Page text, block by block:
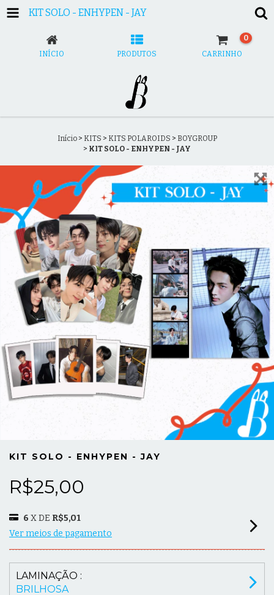
KIT SOLO - ENHYPEN - JAY
INÍCIO PRODUTOS CARRINHO
0
Início > KITS > KITS POLAROIDS > BOYGROUP
> KIT SOLO - ENHYPEN - JAY
KIT SOLO - ENHYPEN - JAY
R$25,00
6 X DE R$5,01
Ver meios de pagamento
LAMINAÇÃO :
BRILHOSA